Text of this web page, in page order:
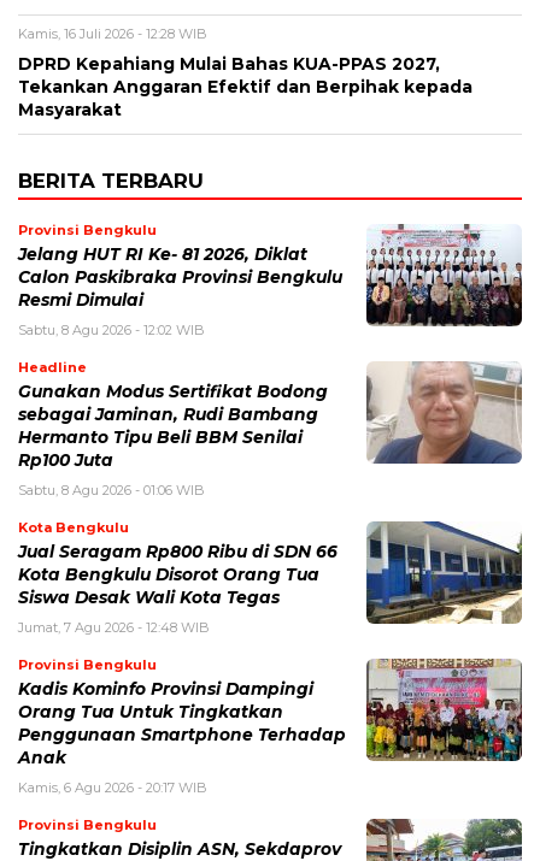
Kamis, 16 Juli 2026 - 12:28 WIB
DPRD Kepahiang Mulai Bahas KUA-PPAS 2027,
Tekankan Anggaran Efektif dan Berpihak kepada
Masyarakat
BERITA TERBARU
Provinsi Bengkulu
Jelang HUT RI Ke- 81 2026, Diklat
Calon Paskibraka Provinsi Bengkulu
Resmi Dimulai
Sabtu, 8 Agu 2026 - 12:02 WIB
Headline
Gunakan Modus Sertifikat Bodong
sebagai Jaminan, Rudi Bambang
Hermanto Tipu Beli BBM Senilai
Rp100 Juta
Sabtu, 8 Agu 2026 - 01:06 WIB
Kota Bengkulu
Jual Seragam Rp800 Ribu di SDN 66
Kota Bengkulu Disorot Orang Tua
Siswa Desak Wali Kota Tegas
Jumat, 7 Agu 2026 - 12:48 WIB
Provinsi Bengkulu
Kadis Kominfo Provinsi Dampingi
Orang Tua Untuk Tingkatkan
Penggunaan Smartphone Terhadap
Anak
Kamis, 6 Agu 2026 - 20:17 WIB
Provinsi Bengkulu
Tingkatkan Disiplin ASN, Sekdaprov